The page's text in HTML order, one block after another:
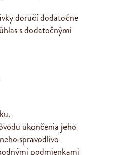
doručí dodatočne
s dodatočnými
ukončenia jeho
spravodlivo
podmienkami